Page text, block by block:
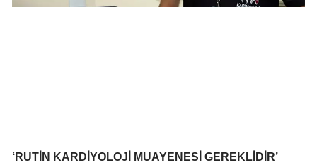
İstanbul
Kırklareli
‘RUTİN KARDİYOLOJİ MUAYENESİ GEREKLİDİR’